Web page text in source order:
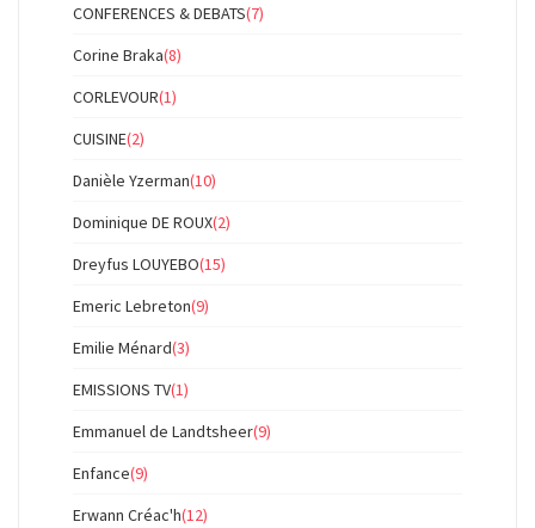
CONFERENCES & DEBATS(7)
Corine Braka(8)
CORLEVOUR(1)
CUISINE(2)
Danièle Yzerman(10)
Dominique DE ROUX(2)
Dreyfus LOUYEBO(15)
Emeric Lebreton(9)
Emilie Ménard(3)
EMISSIONS TV(1)
Emmanuel de Landtsheer(9)
Enfance(9)
Erwann Créac'h(12)